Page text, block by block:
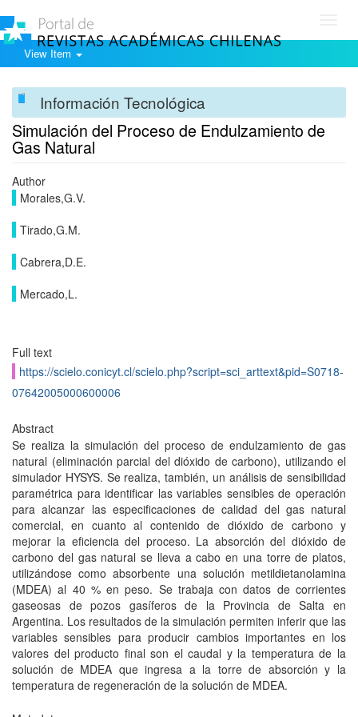
View Item
Información Tecnológica
Simulación del Proceso de Endulzamiento de
Gas Natural
Author
Morales,G.V.
Tirado,G.M.
Cabrera,D.E.
Mercado,L.
Full text
https://scielo.conicyt.cl/scielo.php?script=sci_arttext&pid=S0718-
07642005000600006
Abstract
Se realiza la simulación del proceso de endulzamiento de gas
natural (eliminación parcial del dióxido de carbono), utilizando el
simulador HYSYS. Se realiza, también, un análisis de sensibilidad
paramétrica para identificar las variables sensibles de operación
para alcanzar las especificaciones de calidad del gas natural
comercial, en cuanto al contenido de dióxido de carbono y
mejorar la eficiencia del proceso. La absorción del dióxido de
carbono del gas natural se lleva a cabo en una torre de platos,
utilizándose como absorbente una solución metildietanolamina
(MDEA) al 40 % en peso. Se trabaja con datos de corrientes
gaseosas de pozos gasíferos de la Provincia de Salta en
Argentina. Los resultados de la simulación permiten inferir que las
variables sensibles para producir cambios importantes en los
valores del producto final son el caudal y la temperatura de la
solución de MDEA que ingresa a la torre de absorción y la
temperatura de regeneración de la solución de MDEA.